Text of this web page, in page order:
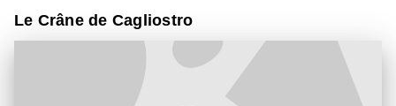
Le Crâne de Cagliostro